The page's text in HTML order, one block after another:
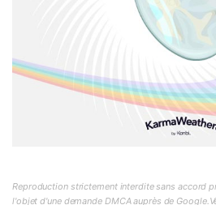
Reproduction strictement interdite sans accord
l'objet d'une demande DMCA auprès de